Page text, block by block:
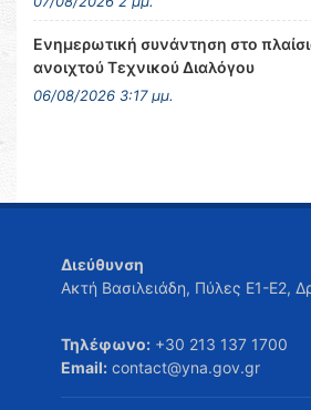
Ενημερωτική συνάντηση στο
ανοιχτού Τεχνικού Διαλόγου
06/08/2026 3:17 μμ.
Διεύθυνση
Ακτή Βασιλειάδη, Πύλες Ε1-Ε2,
Τηλέφωνο: +30 213 137 1700
Email: contact@yna.gov.gr